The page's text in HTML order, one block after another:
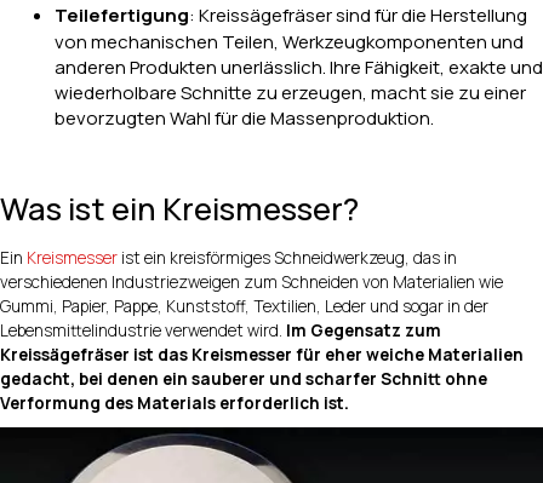
Teilefertigung: Kreissägefräser sind für die Herstellung
von mechanischen Teilen, Werkzeugkomponenten und
anderen Produkten unerlässlich. Ihre Fähigkeit, exakte und
wiederholbare Schnitte zu erzeugen, macht sie zu einer
bevorzugten Wahl für die Massenproduktion.
Was ist ein Kreismesser?
Ein Kreismesser ist ein kreisförmiges Schneidwerkzeug, das in
verschiedenen Industriezweigen zum Schneiden von Materialien wie
Gummi, Papier, Pappe, Kunststoff, Textilien, Leder und sogar in der
Lebensmittelindustrie verwendet wird. Im Gegensatz zum
Kreissägefräser ist das Kreismesser für eher weiche Materialien
gedacht, bei denen ein sauberer und scharfer Schnitt ohne
Verformung des Materials erforderlich ist.